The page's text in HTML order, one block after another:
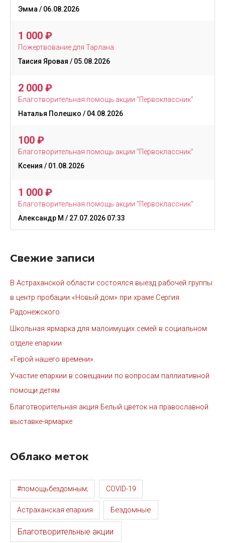
Эмма / 06.08.2026
1 000 ₽
Пожертвование для Тарлана
Таисия Яровая / 05.08.2026
2 000 ₽
Благотворительная помощь акции "Первоклассник"
Наталья Полешко / 04.08.2026
100 ₽
Благотворительная помощь акции "Первоклассник"
Ксения / 01.08.2026
1 000 ₽
Благотворительная помощь акции "Первоклассник"
Александр М / 27.07.2026 07:33
Свежие записи
В Астраханской области состоялся выезд рабочей группы
в центр пробации «Новый дом» при храме Сергия
Радонежского.
Школьная ярмарка для малоимущих семей в социальном
отделе епархии
«Герой нашего времени».
Участие епархии в совещании по вопросам паллиативной
помощи детям
Благотворительная акция Белый цветок на православной
выставке-ярмарке
Облако меток
#помощьбездомным; COVID-19
Астраханская епархия Бездомные
Благотворительные акции